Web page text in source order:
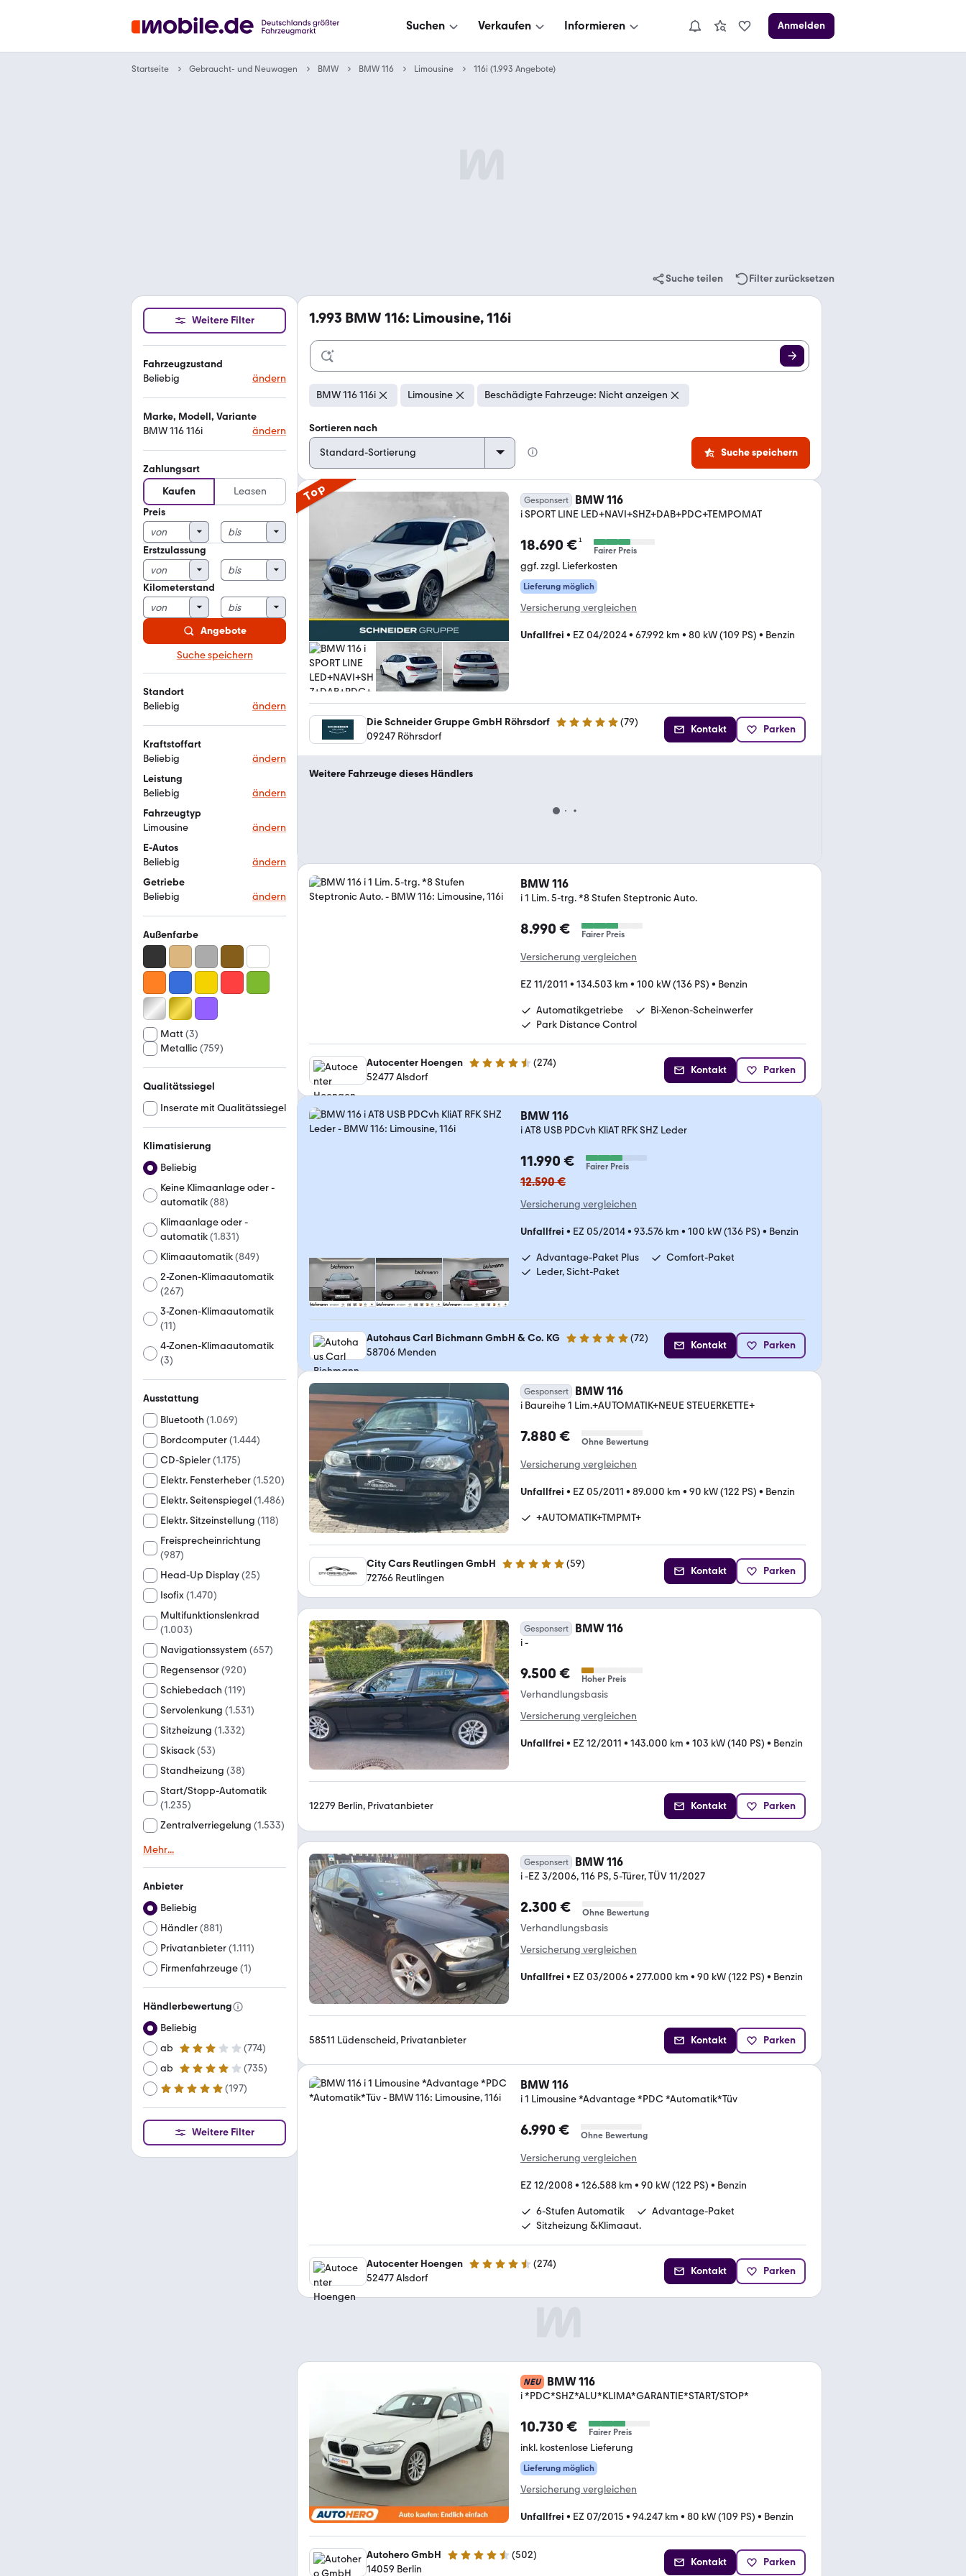
Suchen Verkaufen Informieren Anmelden
Startseite Gebraucht- und Neuwagen BMW BMW 116 Limousine 116i (1.993 Angebote)
Suche teilen Filter zurücksetzen
Weitere Filter
Fahrzeugzustand
Beliebig
ändern
Marke, Modell, Variante
BMW 116 116i
ändern
Zahlungsart
Kaufen
Leasen
Preis
Erstzulassung
Kilometerstand
Angebote
Suche speichern
Standort
Beliebig
ändern
Kraftstoffart
Beliebig
ändern
Leistung
Beliebig
ändern
Fahrzeugtyp
Limousine
ändern
E-Autos
Beliebig
ändern
Getriebe
Beliebig
ändern
Außenfarbe
Matt (3)
Metallic(759)
Qualitätssiegel
Inserate mit Qualitätssiegel
Klimatisierung
Beliebig
Keine Klimaanlage oder -
automatik(88)
Klimaanlage oder -
automatik(1.831)
Klimaautomatik(849)
2-Zonen-Klimaautomatik
(267)
3-Zonen-Klimaautomatik
(11)
4-Zonen-Klimaautomatik
(3)
Ausstattung
Bluetooth (1.069)
Bordcomputer(1.444)
CD-Spieler(1.175)
Elektr. Fensterheber(1.520)
Elektr. Seitenspiegel(1.486)
Elektr. Sitzeinstellung (118)
Freisprecheinrichtung
(987)
Head-Up Display(25)
Isofix(1.470)
Multifunktionslenkrad
(1.003)
Navigationssystem (657)
Regensensor(920)
Schiebedach (119)
Servolenkung (1.531)
Sitzheizung (1.332)
Skisack(53)
Standheizung (38)
Start/Stopp-Automatik
(1.235)
Zentralverriegelung (1.533)
Mehr...
Anbieter
Beliebig
Händler(881)
Privatanbieter(1.111)
Firmenfahrzeuge(1)
Händlerbewertung
Beliebig
ab
3 Sterne (774)
ab
4 Sterne (735)
ab
5 Sterne (197)
Weitere Filter
1.993 BMW 116: Limousine, 116i
BMW 116 116i Limousine Beschädigte Fahrzeuge: Nicht anzeigen
Sortieren nach
Suche speichern
Top Gesponsert BMW 116
i SPORT LINE LED+NAVI+SHZ+DAB+PDC+TEMPOMAT
18.690 €¹
Fairer Preis
ggf. zzgl. Lieferkosten
Lieferung möglich
Versicherung vergleichen
Unfallfrei • EZ 04/2024• 67.992 km • 80 kW (109 PS) • Benzin
Die Schneider Gruppe GmbH Röhrsdorf 4.9 Sterne (79)
09247 Röhrsdorf
Kontakt Parken
Weitere Fahrzeuge dieses Händlers
BMW 116
i 1 Lim. 5-trg. *8 Stufen Steptronic Auto.
8.990 € Fairer Preis
Versicherung vergleichen
EZ 11/2011 • 134.503 km • 100 kW (136 PS) • Benzin
Automatikgetriebe
Bi-Xenon-Scheinwerfer
Park Distance Control
Autocenter Hoengen 4.5 Sterne (274)
52477 Alsdorf
Kontakt Parken
BMW 116
i AT8 USB PDCvh KliAT RFK SHZ Leder
11.990 € Fairer Preis
12.590 €
Versicherung vergleichen
Unfallfrei • EZ 05/2014• 93.576 km • 100 kW (136 PS) • Benzin
Advantage-Paket Plus
Comfort-Paket
Leder, Sicht-Paket
Autohaus Carl Bichmann GmbH & Co. KG 5 Sterne (72)
58706 Menden
Kontakt Parken
Gesponsert BMW 116
i Baureihe 1 Lim.+AUTOMATIK+NEUE STEUERKETTE+
7.880 € Ohne Bewertung
Versicherung vergleichen
Unfallfrei • EZ 05/2011 • 89.000 km • 90 kW (122 PS) • Benzin
+AUTOMATIK+TMPMT+
City Cars Reutlingen GmbH 5 Sterne (59)
72766 Reutlingen
Kontakt Parken
Gesponsert BMW 116
i -
9.500 € Hoher Preis
Verhandlungsbasis
Versicherung vergleichen
Unfallfrei • EZ 12/2011 • 143.000 km • 103 kW (140 PS) • Benzin
12279 Berlin, Privatanbieter Kontakt Parken
Gesponsert BMW 116
i -EZ 3/2006, 116 PS, 5-Türer, TÜV 11/2027
2.300 € Ohne Bewertung
Verhandlungsbasis
Versicherung vergleichen
Unfallfrei • EZ 03/2006• 277.000 km • 90 kW (122 PS) • Benzin
58511 Lüdenscheid, Privatanbieter Kontakt Parken
BMW 116
i 1 Limousine *Advantage *PDC *Automatik*Tüv
6.990 € Ohne Bewertung
Versicherung vergleichen
EZ 12/2008• 126.588 km • 90 kW (122 PS) • Benzin
6-Stufen Automatik
Advantage-Paket
Sitzheizung &Klimaaut.
Autocenter Hoengen 4.5 Sterne (274)
52477 Alsdorf
Kontakt Parken
NEU BMW 116
i *PDC*SHZ*ALU*KLIMA*GARANTIE*START/STOP*
10.730 € Fairer Preis
inkl. kostenlose Lieferung
Lieferung möglich
Versicherung vergleichen
Unfallfrei • EZ 07/2015 • 94.247 km • 80 kW (109 PS) • Benzin
Autohero GmbH 4.5 Sterne (502)
14059 Berlin
Kontakt Parken